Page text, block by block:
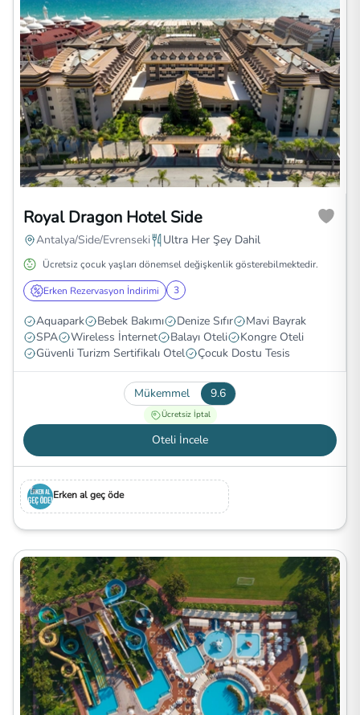
Royal Dragon Hotel Side
Antalya/Side/Evrenseki Ultra Her Şey Dahil
Ücretsiz çocuk yaşları dönemsel değişkenlik gösterebilmektedir.
Erken Rezervasyon İndirimi 3
Aquapark Bebek Bakımı Denize Sıfır
Mavi Bayrak
SPA
Wireless İnternet Balayı Oteli
Kongre Oteli
Güvenli Turizm Sertifikalı Otel
Çocuk Dostu Tesis
Mükemmel 9.6
Ücretsiz İptal
Oteli İncele
Erken al geç öde